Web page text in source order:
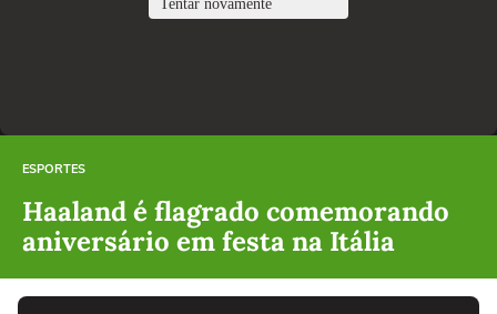
ESPORTES
Haaland é flagrado comemorando
aniversário em festa na Itália